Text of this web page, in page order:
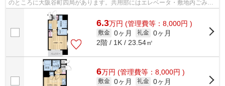
のところに大阪谷町四局があります。共用部にはエレベータ・敷地内ごみ置
き場などが揃っております。周辺には、...
6.3万円 (管理費等：8,000円 )
敷金 0ヶ月 礼金 0ヶ月
2階 / 1K / 23.54㎡
6万円 (管理費等：8,000円 )
敷金 0ヶ月 礼金 0ヶ月